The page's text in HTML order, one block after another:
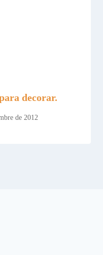
decorar.
de 2012